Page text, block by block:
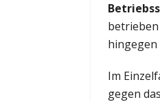
hingegen
Im
gegen